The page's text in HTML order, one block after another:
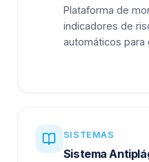
Plataforma de
indicadores de
automáticos para
SISTEMAS
Sistema